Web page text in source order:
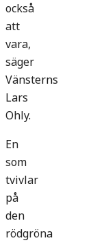
också
att
vara,
säger
Vänsterns
Lars
Ohly.
En
som
tvivlar
på
den
rödgröna